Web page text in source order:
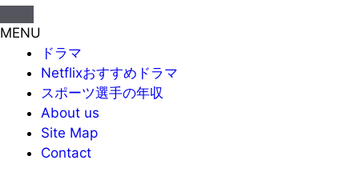
MENU
ドラマ
Netflixおすすめドラマ
スポーツ選手の年収
About us
Site Map
Contact